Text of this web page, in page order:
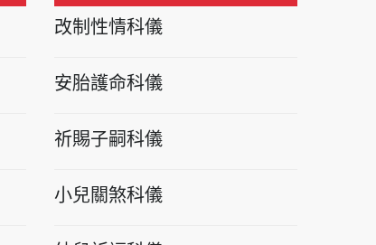
改制性情科儀
安胎護命科儀
祈賜子嗣科儀
小兒關煞科儀